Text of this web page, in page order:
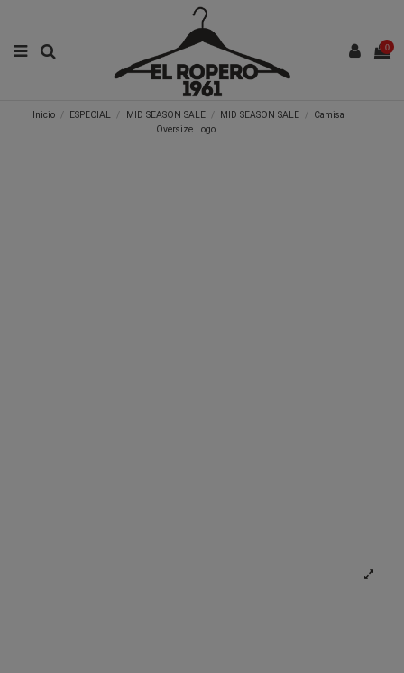
0
Inicio ESPECIAL MID SEASON SALE MID SEASON SALE
Camisa
Oversize Logo